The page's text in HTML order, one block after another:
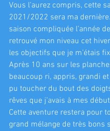
Vous l’aurez compris, cette
2021/2022 sera ma
saison compliquée l’année
retrouvé mon niveau cet
les objectifs que je m’étais
Après 10 ans sur les
beaucoup ri, appris, grandi
pu toucher du bout des
rêves que j’avais à mes
Cette aventure restera pour
grand mélange de très bons